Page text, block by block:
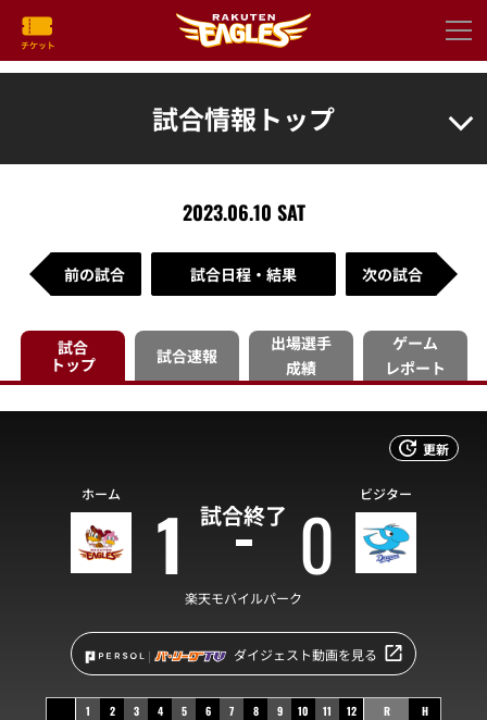
試合情報トップ
2023.06.10 SAT
前の試合 試合日程・結果 次の試合
試合
トップ
試合速報
出場選手
成績
ゲーム
レポート
更新
試合終了
ホーム 1 0 ビジター
楽天モバイルパーク
ダイジェスト動画を見る
1 2 3 4 5 6 7 8 9 10 11 12 R H